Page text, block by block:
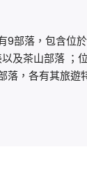
9部落，包含位
及茶山部落 ；
落，各有其旅遊